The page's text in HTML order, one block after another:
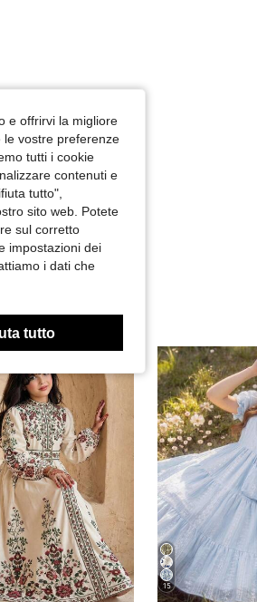
15
e offrirvi la migliore
le vostre preferenze
tutti i cookie
contenuti e
tutto",
sito web. Potete
sul corretto
impostazioni dei
i dati che
tutto